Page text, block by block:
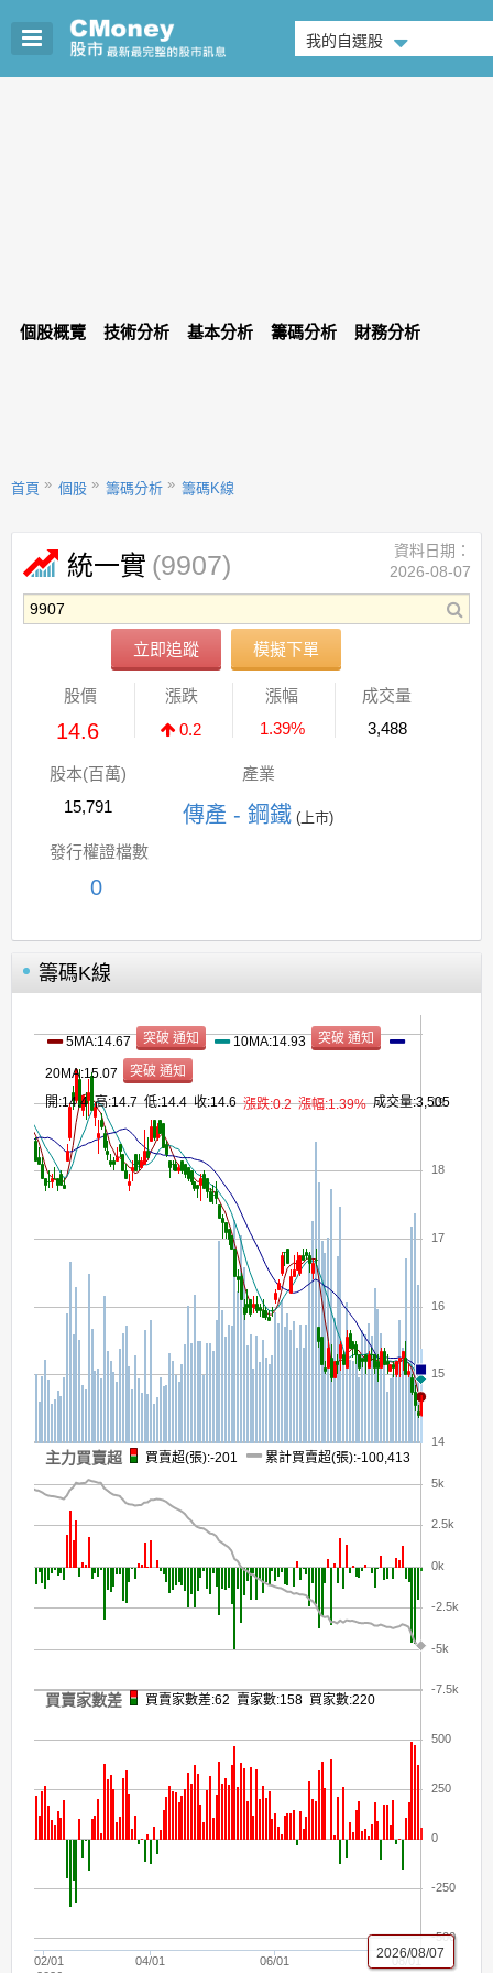
我的自選股
個股概覽 技術分析 基本分析 籌碼分析 財務分析
首頁 個股 籌碼分析 籌碼K線
統一實 (9907)
立即追蹤 模擬下單
資料日期：
2026-08-07
股價
14.6
漲跌
0.2
漲幅
1.39%
成交量
3,488
股本(百萬)
15,791
產業
傳產 - 鋼鐵 (上市)
發行權證檔數
0
籌碼K線
02/01
04/01 06/01 08/01
14
15
16
17
18
19
-7.5k
-5k
-2.5k
0k
2.5k
5k
-500
-250
0
250
500
2026/08/07
5MA:14.67 10MA:14.93
20MA:15.07
開:14.4 高:14.7 低:14.4 收:14.6漲跌:0.2 漲幅:1.39%成交量:3,505
主力買賣超 買賣超(張):-201 累計買賣超(張):-100,413
買賣家數差 買賣家數差:62 賣家數:158 買家數:220